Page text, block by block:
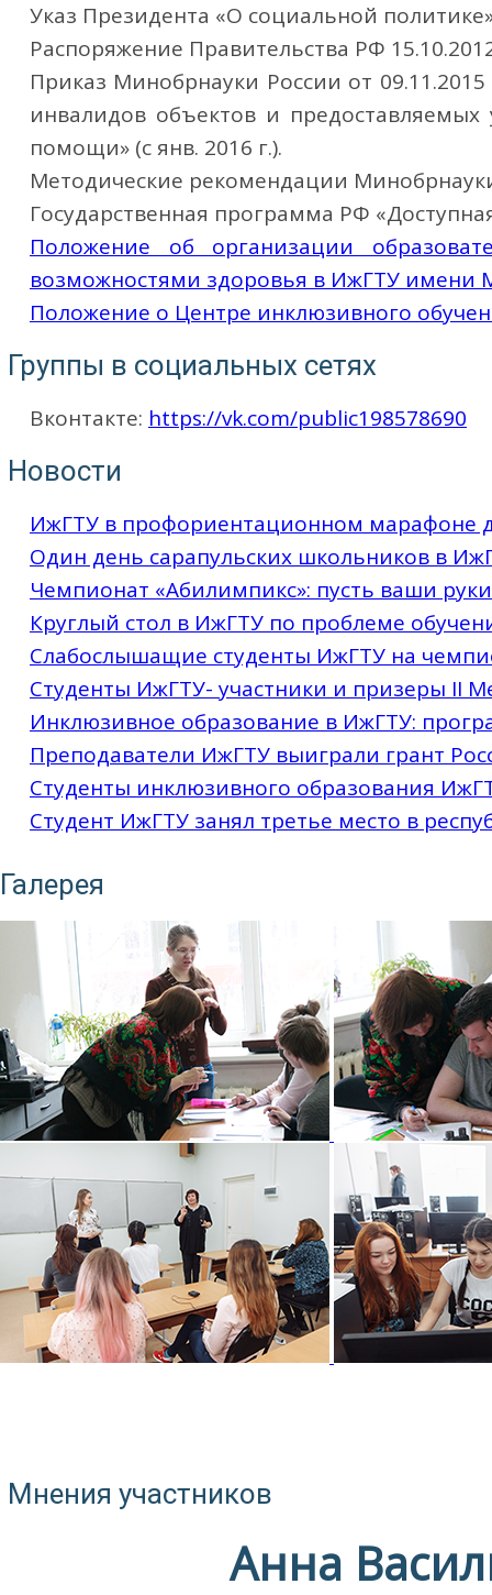
Указ Президента «О социальной политике»
Распоряжение Правительства РФ
Приказ Минобрнауки России от
инвалидов объектов и
помощи» (с янв. 2016 г.).
Методические рекомендации
Государственная программа РФ
Положение об организации
возможностями здоровья в ИжГТУ имени
Положение о Центре инклюзивного
Группы в социальных сетях
Вконтакте: https://vk.com/public198578690
Новости
ИжГТУ в профориентационном марафоне
Один день сарапульских школьников в
Чемпионат «Абилимпикс»: пусть ваши
Круглый стол в ИжГТУ по проблеме
Слабослышащие студенты ИжГТУ на
Студенты ИжГТУ- участники и призеры II
Инклюзивное образование в ИжГТУ:
Преподаватели ИжГТУ выиграли грант
Студенты инклюзивного образования
Студент ИжГТУ занял третье место в
Галерея
Мнения участников
Анна